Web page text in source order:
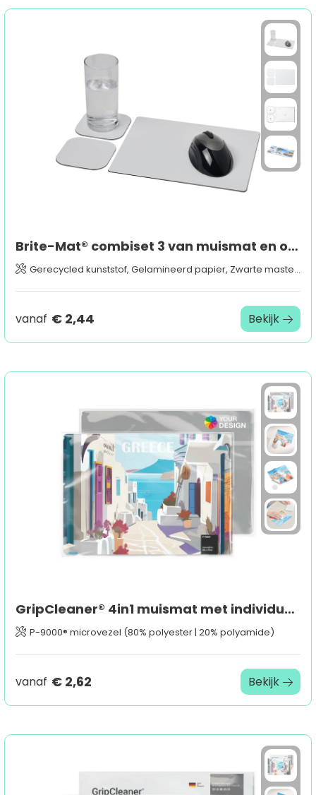
Brite-Mat® combiset 3 van muismat en onderzetter
Gerecycled kunststof, Gelamineerd papier, Zwarte masterbatch
vanaf € 2,44 Bekijk
GripCleaner® 4in1 muismat met individuele inlegkaart, all-inclusive-pakket
P-9000® microvezel (80% polyester | 20% polyamide)
vanaf € 2,62 Bekijk